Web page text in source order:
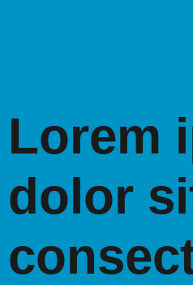
Lorem
dolor